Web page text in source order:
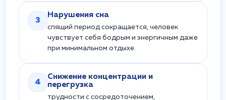
3
Нарушения сна
спящий период сокращается, человек
чувствует себя бодрым и энергичным даже
при минимальном отдыхе.
4
Снижение концентрации и
перегрузка
трудности с сосредоточением,